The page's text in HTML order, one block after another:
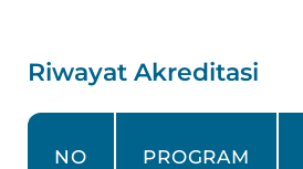
Riwayat Akreditasi
NO PROGRAM